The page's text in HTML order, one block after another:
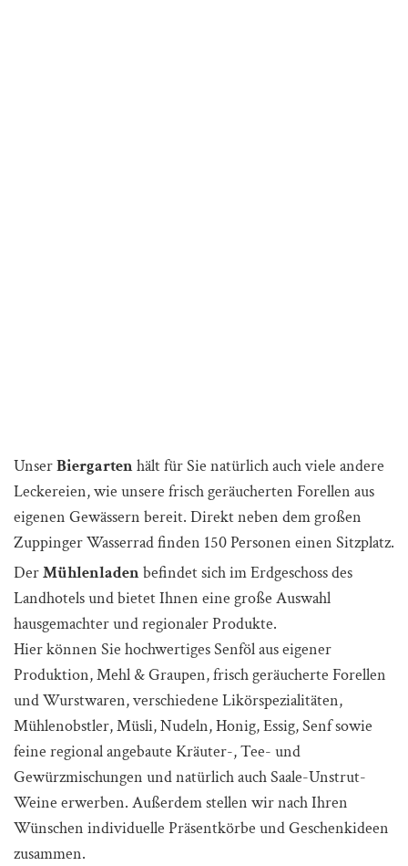
UnserBiergartenhält für Sie natürlich auch viele andere
Leckereien, wie unsere frisch geräucherten Forellen aus
eigenen Gewässern bereit. Direkt neben dem großen
Zuppinger Wasserrad finden 150 Personen einen Sitzplatz.
DerMühlenladenbefindet sich im Erdgeschoss des
Landhotels und bietet Ihnen eine große Auswahl
hausgemachter und regionaler Produkte.
Hier können Sie hochwertiges Senföl aus eigener
Produktion, Mehl & Graupen, frisch geräucherte Forellen
und Wurstwaren, verschiedene Likörspezialitäten,
Mühlenobstler, Müsli, Nudeln, Honig, Essig, Senf sowie
feine regional angebaute Kräuter-, Tee- und
Gewürzmischungen und natürlich auch Saale-Unstrut-
Weine erwerben. Außerdem stellen wir nach Ihren
Wünschen individuelle Präsentkörbe und Geschenkideen
zusammen.